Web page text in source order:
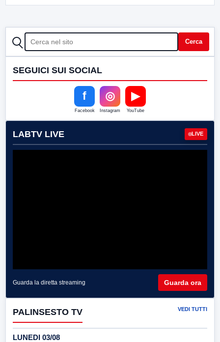
CERCA Cerca
SEGUICI SUI SOCIAL
f
Facebook
◎
Instagram
▶
YouTube
LABTV LIVE LIVE
Guarda la diretta streaming Guarda ora
PALINSESTO TV VEDI TUTTI
LUNEDI 03/08